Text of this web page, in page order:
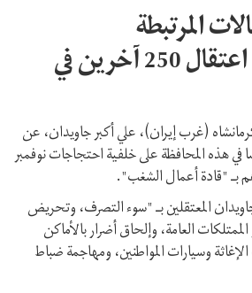
المرتبطة
بالاحتجاجات: اعتقال 250 آخرين في
(غرب إيران)، علي أكبر جاويدان، عن
من 250 شخصًا في هذه المحافظة على خلفية احتجاجات نوفمبر
بـ "قادة أعمال الشغب".
جاويدان المعتقلين بـ "سوء التصرف، وتحريض
العامة، وإلحاق أضرار بالأماكن
وسيارات المواطنين، ومهاجمة ضباط